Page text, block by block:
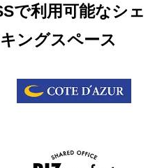
で利用可能なシェ
ングスペース